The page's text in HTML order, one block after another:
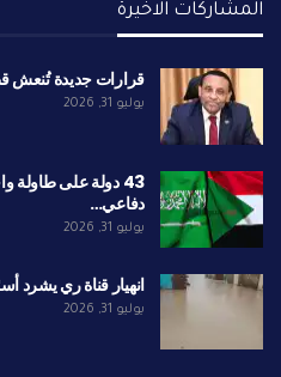
المشاركات الاخيرة
قرارات جديدة تُنعش
يوليو 31, 2026
43 دولة على
دفاعي…
يوليو 31, 2026
انهيار قناة ري يشرد
يوليو 31, 2026